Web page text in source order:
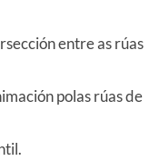
entre as rúas
polas rúas de